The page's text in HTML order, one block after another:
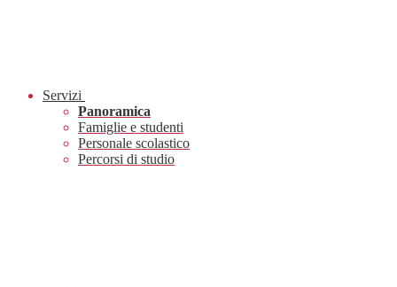
Servizi
Panoramica
Famiglie e studenti
Personale scolastico
Percorsi di studio